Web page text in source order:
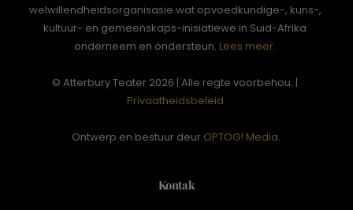
welwillendheidsorganisasie wat opvoedkundige-, kuns-,
kultuur- en gemeenskaps-inisiatiewe in Suid-Afrika
onderneem en ondersteun. Lees meer.
© Atterbury Teater 2026 | Alle regte voorbehou. |
Privaatheidsbeleid
Ontwerp en bestuur deur OPTOG! Media.
Kontak